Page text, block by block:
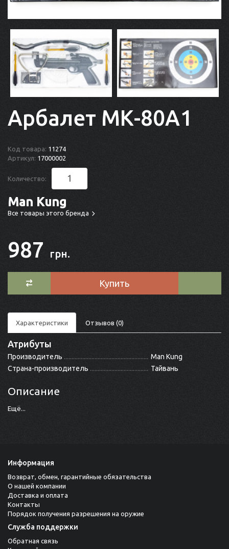
Арбалет МК-80A1
Код товара: 11274
Артикул: 17000002
Количество:
Man Kung
Все товары этого бренда
987 грн.
Купить
Характеристики Отзывов (0)
Атрибуты
Производитель
Man Kung
Страна-производитель
Тайвань
Описание
Ещё...
Информация
Возврат, обмен, гарантийные обязательства
О нашей компании
Доставка и оплата
Контакты
Порядок получения разрешения на оружие
Служба поддержки
Обратная связь